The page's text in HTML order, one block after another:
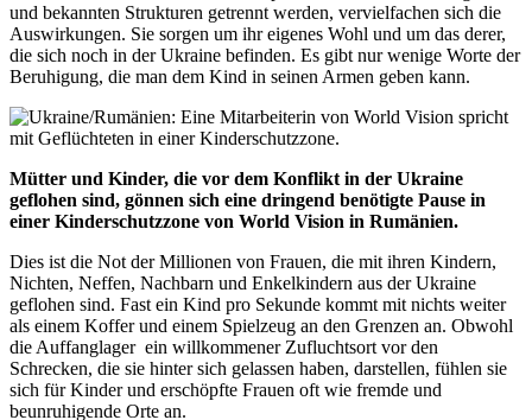
und bekannten Strukturen getrennt werden, vervielfachen sich die
Auswirkungen. Sie sorgen um ihr eigenes Wohl und um das derer,
die sich noch in der Ukraine befinden. Es gibt nur wenige Worte der
Beruhigung, die man dem Kind in seinen Armen geben kann.
Mütter und Kinder, die vor dem Konflikt in der Ukraine
geflohen sind, gönnen sich eine dringend benötigte Pause in
einer Kinderschutzzone von World Vision in Rumänien.
Dies ist die Not der Millionen von Frauen, die mit ihren Kindern,
Nichten, Neffen, Nachbarn und Enkelkindern aus der Ukraine
geflohen sind. Fast ein Kind pro Sekunde kommt mit nichts weiter
als einem Koffer und einem Spielzeug an den Grenzen an. Obwohl
die Auffanglager ein willkommener Zufluchtsort vor den
Schrecken, die sie hinter sich gelassen haben, darstellen, fühlen sie
sich für Kinder und erschöpfte Frauen oft wie fremde und
beunruhigende Orte an.